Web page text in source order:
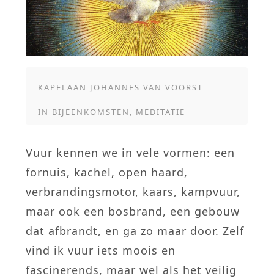
KAPELAAN JOHANNES VAN VOORST
IN BIJEENKOMSTEN MEDITATIE
Vuur kennen we in vele vormen: een
fornuis, kachel, open haard,
verbrandingsmotor, kaars, kampvuur,
maar ook een bosbrand, een gebouw
dat afbrandt, en ga zo maar door. Zelf
vind ik vuur iets moois en
fascinerends, maar wel als het veilig